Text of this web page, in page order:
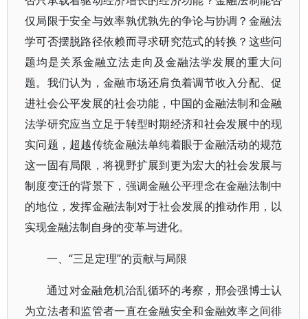
仅局限于安全与效率孰优孰先的争论与协调？金融法
学可否摆脱路径依赖而寻求研究范式的转换？这些问
题均是关系金融立法走向及金融法学发展的重大问
题。我们认为，金融市场还肩负着调节收入分配、促
进社会公平发展的社会功能，中国的金融法制和金融
法学研究应当立足于转型时期经济和社会发展中的现
实问题，超越传统金融法单纯着眼于金融活动的规范
这一固有局限，将视野扩展到更为宏大的社会发展与
制度变迁的背景下，强调金融公平理念在金融法制中
的地位，发挥金融法制对于社会发展的推动作用，以
实现金融法制自身的变革与进化。
一、“三足定理”的贡献与局限
通过对金融危机治乱循环的考察，邢会强博士认
为立法者和监管者一直在金融安全和金融效率之间徘